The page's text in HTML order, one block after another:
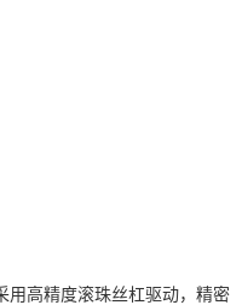
用高精度滚珠丝杠驱动，精密